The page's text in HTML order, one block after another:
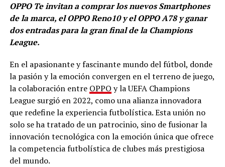
OPPO Te invitan a comprar los nuevos Smartphones
de la marca, el OPPO Reno10 y el OPPO A78 y ganar
dos entradas para la gran final de la Champions
League.
En el apasionante y fascinante mundo del fútbol, donde
la pasión y la emoción convergen en el terreno de juego,
la colaboración entre OPPO y la UEFA Champions
League surgió en 2022, como una alianza innovadora
que redefine la experiencia futbolística. Esta unión no
solo se ha tratado de un patrocinio, sino de fusionar la
innovación tecnológica con la emoción única que ofrece
la competencia futbolística de clubes más prestigiosa
del mundo.